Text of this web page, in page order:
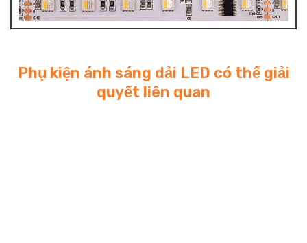
Phụ kiện ánh sáng dải LED có thể giải
quyết liên quan